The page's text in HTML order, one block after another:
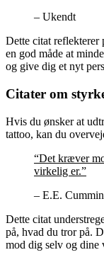
– Ukendt
Dette citat
en god måde at
og give dig et nyt
Citater om
Hvis du ønsker at
tattoo, kan du
“Det kræver
virkelig er.”
– E.E.
Dette citat
på, hvad du tror på.
mod dig selv og dine